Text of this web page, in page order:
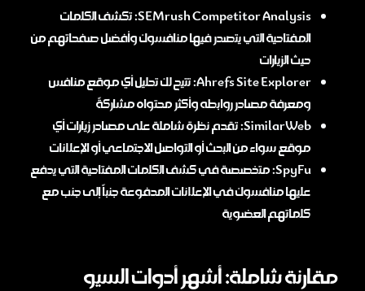
SEMrush Competitor Analysis: تكشف الكلمات
المفتاحية التي يتصدر فيها منافسوك وأفضل صفحاتهم من
حيث الزيارات
Ahrefs Site Explorer: تتيح لك تحليل أي موقع منافس
ومعرفة مصادر روابطه وأكثر محتواه مشاركةً
SimilarWeb: تقدم نظرة شاملة على مصادر زيارات أي
موقع سواء من البحث أو التواصل الاجتماعي أو الإعلانات
SpyFu: متخصصة في كشف الكلمات المفتاحية التي يدفع
عليها منافسوك في الإعلانات المدفوعة جنباً إلى جنب مع
كلماتهم العضوية
مقارنة شاملة: أشهر أدوات السيو